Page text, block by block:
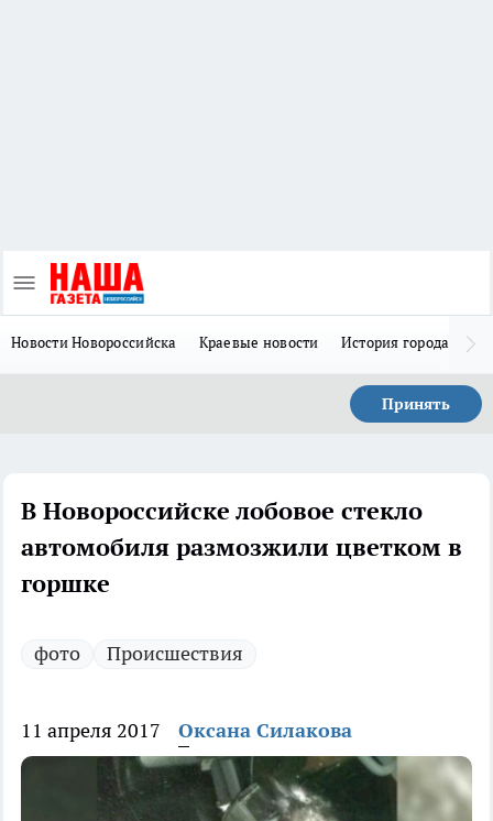
Новости Новороссийска Краевые новости История города Н
Принять
В Новороссийске лобовое стекло
автомобиля размозжили цветком в
горшке
фото Происшествия
11 апреля 2017 Оксана Силакова